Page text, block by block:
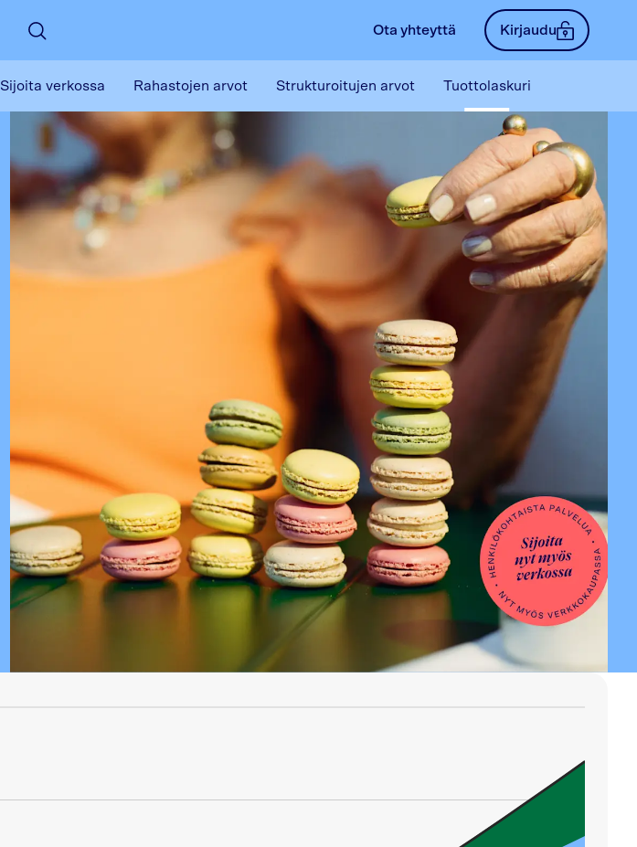
Avaa haku
Ota yhteyttä Kirjaudu
Sijoita verkossa Rahastojen arvot Strukturoitujen arvot Tuottolaskuri